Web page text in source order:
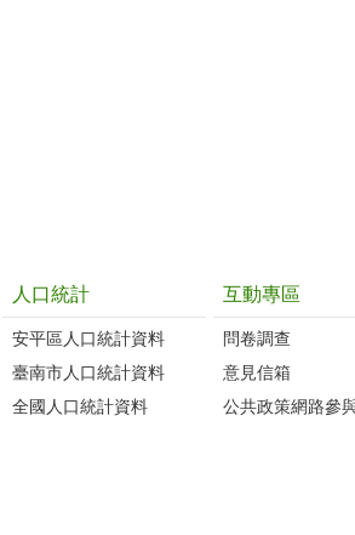
人口統計
安平區人口統計資料
臺南市人口統計資料
全國人口統計資料
互動專區
問卷調查
意見信箱
公共政策網路參